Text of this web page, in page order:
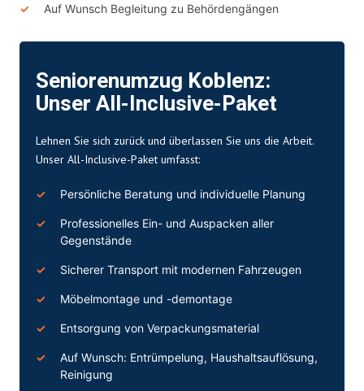
Auf Wunsch Begleitung zu Behördengängen
Seniorenumzug Koblenz:
Unser All-Inclusive-Paket
Lehnen Sie sich zurück und überlassen Sie uns die Arbeit.
Unser All-Inclusive-Paket umfasst:
Persönliche Beratung und individuelle Planung
Professionelles Ein- und Auspacken aller
Gegenstände
Sicherer Transport mit modernen Fahrzeugen
Möbelmontage und -demontage
Entsorgung von Verpackungsmaterial
Auf Wunsch: Entrümpelung, Haushaltsauflösung,
Reinigung